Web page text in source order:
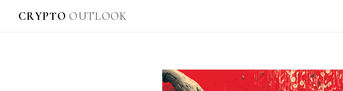
CRYPTOOUTLOOK